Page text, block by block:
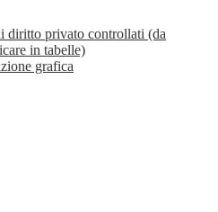
diritto privato controllati (da
in tabelle)
grafica